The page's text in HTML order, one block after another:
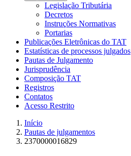
Legislação Tributária
Decretos
Instruções Normativas
Portarias
Publicações Eletrônicas do TAT
Estatísticas de processos julgados
Pautas de Julgamento
Jurisprudência
Composição TAT
Registros
Contatos
Acesso Restrito
Início
Pautas de julgamentos
2370000016829